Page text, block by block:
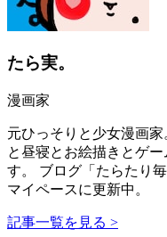
たら実。
漫画家
元ひっそりと少女漫画
と昼寝とお絵描きとゲ
す。 ブログ「たらたり毎
マイペースに更新中。
記事一覧を見る >